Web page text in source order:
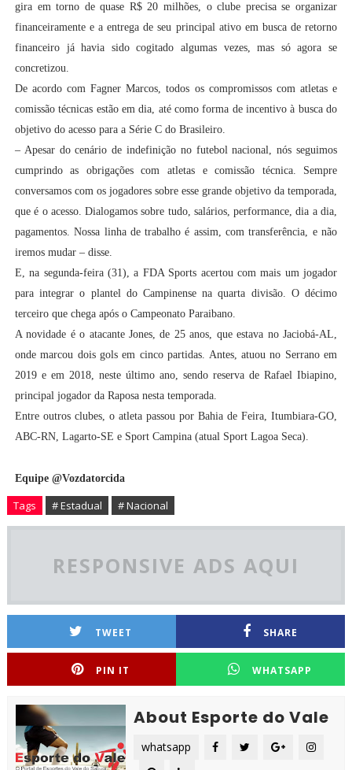
gira em torno de quase R$ 20 milhões, o clube precisa se organizar
financeiramente e a entrega de seu principal ativo em busca de retorno
financeiro já havia sido cogitado algumas vezes, mas só agora se
concretizou.
De acordo com Fagner Marcos, todos os compromissos com atletas e
comissão técnicas estão em dia, até como forma de incentivo à busca do
objetivo do acesso para a Série C do Brasileiro.
– Apesar do cenário de indefinição no futebol nacional, nós seguimos
cumprindo as obrigações com atletas e comissão técnica. Sempre
conversamos com os jogadores sobre esse grande objetivo da temporada,
que é o acesso. Dialogamos sobre tudo, salários, performance, dia a dia,
pagamentos. Nossa linha de trabalho é assim, com transferência, e não
iremos mudar – disse.
E, na segunda-feira (31), a FDA Sports acertou com mais um jogador
para integrar o plantel do Campinense na quarta divisão. O décimo
terceiro que chega após o Campeonato Paraibano.
A novidade é o atacante Jones, de 25 anos, que estava no Jaciobá-AL,
onde marcou dois gols em cinco partidas. Antes, atuou no Serrano em
2019 e em 2018, neste último ano, sendo reserva de Rafael Ibiapino,
principal jogador da Raposa nesta temporada.
Entre outros clubes, o atleta passou por Bahia de Feira, Itumbiara-GO,
ABC-RN, Lagarto-SE e Sport Campina (atual Sport Lagoa Seca).
Equipe @Vozdatorcida
Tags # Estadual # Nacional
RESPONSIVE ADS AQUI
TWEET SHARE
PIN IT WHATSAPP
About Esporte do Vale
whatsapp